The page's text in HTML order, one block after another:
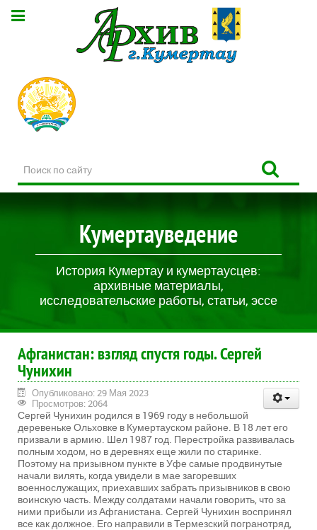
по
сайту
Кумертауведение
История Кумертау и кумертаусцев:
архивные материалы,
исследовательские работы, статьи, эссе
Афганистан: взгляд спустя годы. Сергей
Чунихин
Опубликовано: 29 Мая 2023
Просмотров: 2064
Сергей Чунихин родился в 1969 году в небольшой
деревеньке Ольховке в Кумертауском районе. В 18 лет его
призвали в армию. Шел 1987 год. Перестройка развивалась
полным ходом, но в деревнях еще жили по старинке.
Поэтому на призывном пункте в Уфе самые продвинутые
начали вилять, когда увидели в мае загоревших
военнослужащих, приехавших забрать призывников в свою
воинскую часть. Между солдатами начали говорить, что за
ними прибыли из Афганистана. Сергей Чунихин воспринял
все как должное. Его направили в Термезский погранотряд,